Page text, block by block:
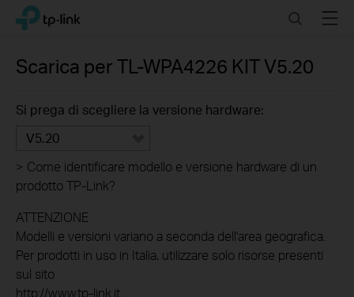
Click
navigation
TP-Link, Reliably Smart SearchMenu
Scarica perTL-WPA4226 KITV5.20
Si prega di scegliere la versione hardware:
V5.20
> Come identificare modello e versione hardware di un
prodotto TP-Link?
ATTENZIONE
Modelli e versioni variano a seconda dell'area geografica.
Per prodotti in uso in Italia, utilizzare solo risorse presenti
sul sito
http://www.tp-link.it .